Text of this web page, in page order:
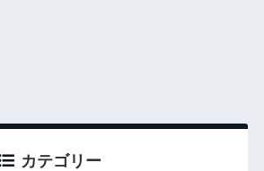
カテゴリー